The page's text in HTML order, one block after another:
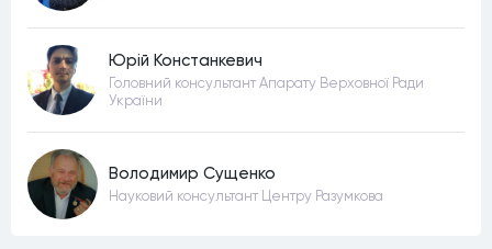
Юрій Констанкевич
Головний консультант Апарату Верховної Ради
України
Володимир Сущенко
Науковий консультант Центру Разумкова